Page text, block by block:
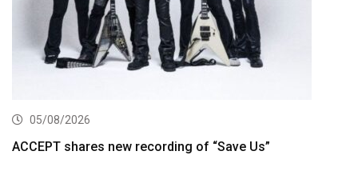
05/08/2026
ACCEPT shares new recording of “Save Us”